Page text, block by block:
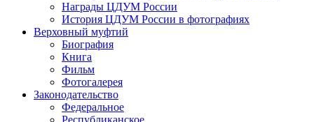
Награды ЦДУМ России
История ЦДУМ России в фотографиях
Верховный муфтий
Биография
Книга
Фильм
Фотогалерея
Законодательство
Федеральное
Республиканское